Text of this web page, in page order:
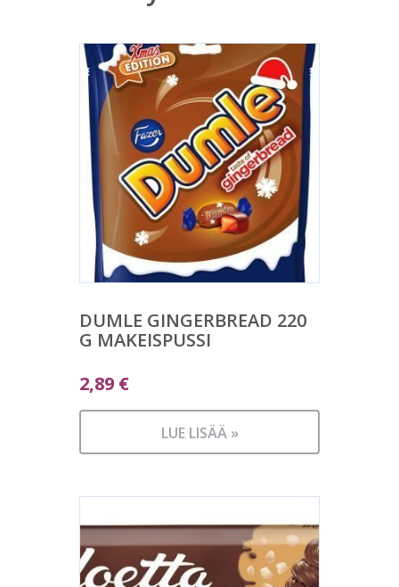
DUMLE GINGERBREAD 220
G MAKEISPUSSI
2,89 €
LUE LISÄÄ »